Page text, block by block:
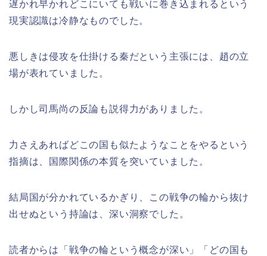
遅かれ早かれどこにいても戦いに巻き込まれるという
現実認識は冷静なものでした。
悪しきは侵攻を仕掛ける秦だという主張には、趙の立
場が表れていました。
しかし司馬尚の反論も説得力がありました。
力さえあればどこの国も似たようなことをやるという
指摘は、国際関係の本質を突いていました。
結局国が分かれているかぎり、この戦争の輪から抜け
出せぬという持論は、深い洞察でした。
読者からは「戦争の輪という概念が深い」「どの国も